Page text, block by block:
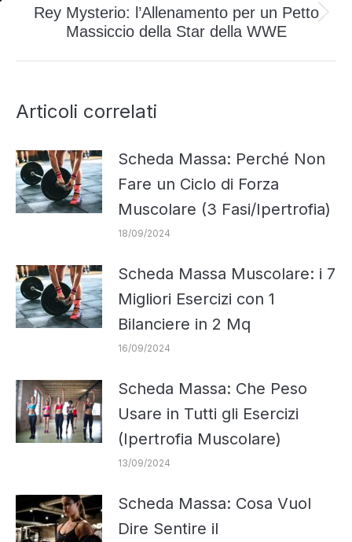
Prossimo
Rey Mysterio: l’Allenamento per un Petto
Massiccio della Star della WWE
Articoli correlati
Scheda Massa: Perché Non
Fare un Ciclo di Forza
Muscolare (3 Fasi/Ipertrofia)
18/09/2024
Scheda Massa Muscolare: i 7
Migliori Esercizi con 1
Bilanciere in 2 Mq
16/09/2024
Scheda Massa: Che Peso
Usare in Tutti gli Esercizi
(Ipertrofia Muscolare)
13/09/2024
Scheda Massa: Cosa Vuol
Dire Sentire il